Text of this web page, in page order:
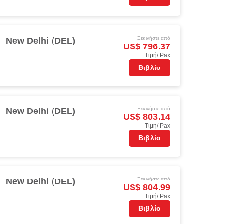
New Delhi (DEL) Ξεκινήστε από
US$ 796.37
Τιμή/ Pax
Βιβλίο
New Delhi (DEL) Ξεκινήστε από
US$ 803.14
Τιμή/ Pax
Βιβλίο
New Delhi (DEL) Ξεκινήστε από
US$ 804.99
Τιμή/ Pax
Βιβλίο